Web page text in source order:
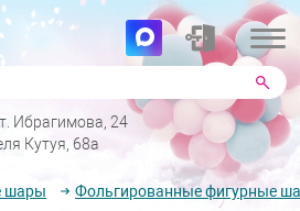
Ибрагимова, 24
Кутуя, 68а
шары Фольгированные фигурные